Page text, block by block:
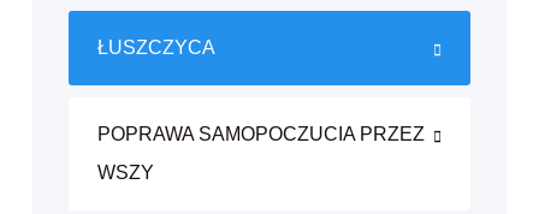
ŁUSZCZYCA
POPRAWA SAMOPOCZUCIA PRZEZ
WSZY